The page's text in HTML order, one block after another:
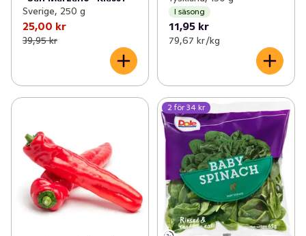
Sverige, 250 g
25,00 kr
39,95 kr
I säsong
11,95 kr
79,67 kr /kg
2 för 34 kr